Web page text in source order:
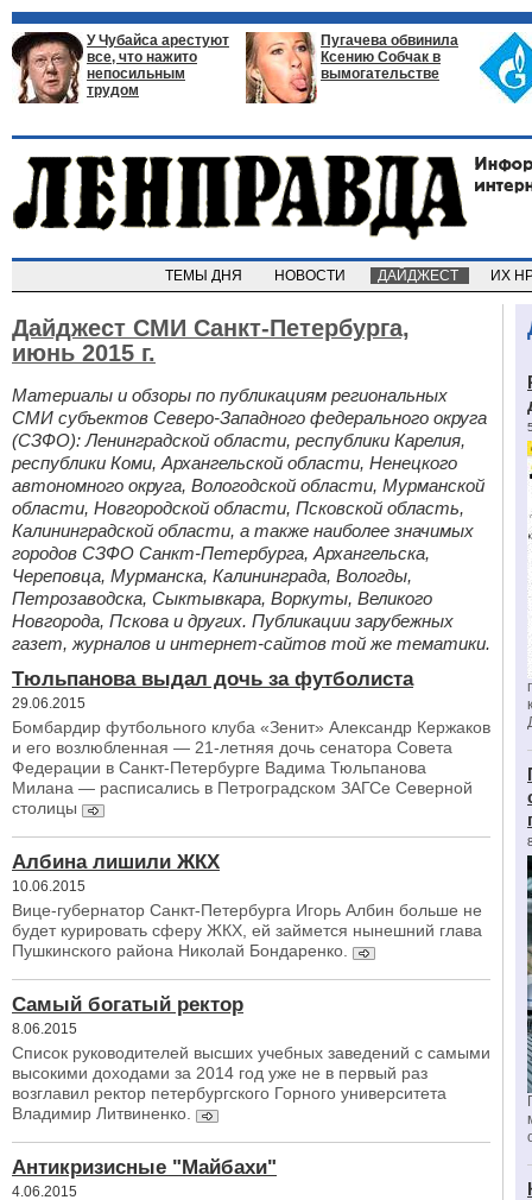
У Чубайса арестуют
все, что нажито
непосильным
трудом
Пугачева обвинила
Ксению Собчак в
вымогательстве
ТЕМЫ ДНЯ НОВОСТИ ДАЙДЖЕСТ ИХ
Дайджест СМИ Санкт-Петербурга,
июнь 2015 г.
Материалы и обзоры по публикациям региональных
СМИ субъектов Северо-Западного федерального округа
(СЗФО): Ленинградской области, республики Карелия,
республики Коми, Архангельской области, Ненецкого
автономного округа, Вологодской области, Мурманской
области, Новгородской области, Псковской область,
Калининградской области, а также наиболее значимых
городов СЗФО Санкт-Петербурга, Архангельска,
Череповца, Мурманска, Калининграда, Вологды,
Петрозаводска, Сыктывкара, Воркуты, Великого
Новгорода, Пскова и других. Публикации зарубежных
газет, журналов и интернет-сайтов той же тематики.
Тюльпанова выдал дочь за футболиста
29.06.2015
Бомбардир футбольного клуба «Зенит» Александр Кержаков
и его возлюбленная — 21-летняя дочь сенатора Совета
Федерации в Санкт-Петербурге Вадима Тюльпанова
Милана — расписались в Петроградском ЗАГСе Северной
столицы
Албина лишили ЖКХ
10.06.2015
Вице-губернатор Санкт-Петербурга Игорь Албин больше не
будет курировать сферу ЖКХ, ей займется нынешний глава
Пушкинского района Николай Бондаренко.
Самый богатый ректор
8.06.2015
Список руководителей высших учебных заведений с самыми
высокими доходами за 2014 год уже не в первый раз
возглавил ректор петербургского Горного университета
Владимир Литвиненко.
Антикризисные "Майбахи"
4.06.2015